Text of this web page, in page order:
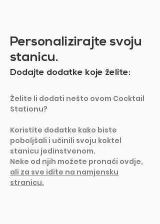
Personalizirajte svoju
stanicu.
Dodajte dodatke koje želite:
Želite li dodati nešto ovom Cocktail
Stationu?
Koristite dodatke kako biste
poboljšali i učinili svoju koktel
stanicu jedinstvenom.
Neke od njih možete pronaći ovdje,
ali za sve idite na namjensku
stranicu.